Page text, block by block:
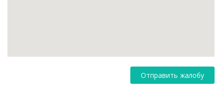
Отправить жалобу